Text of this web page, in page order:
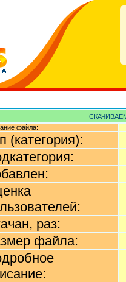
файла:
(категория):
раз:
файла: